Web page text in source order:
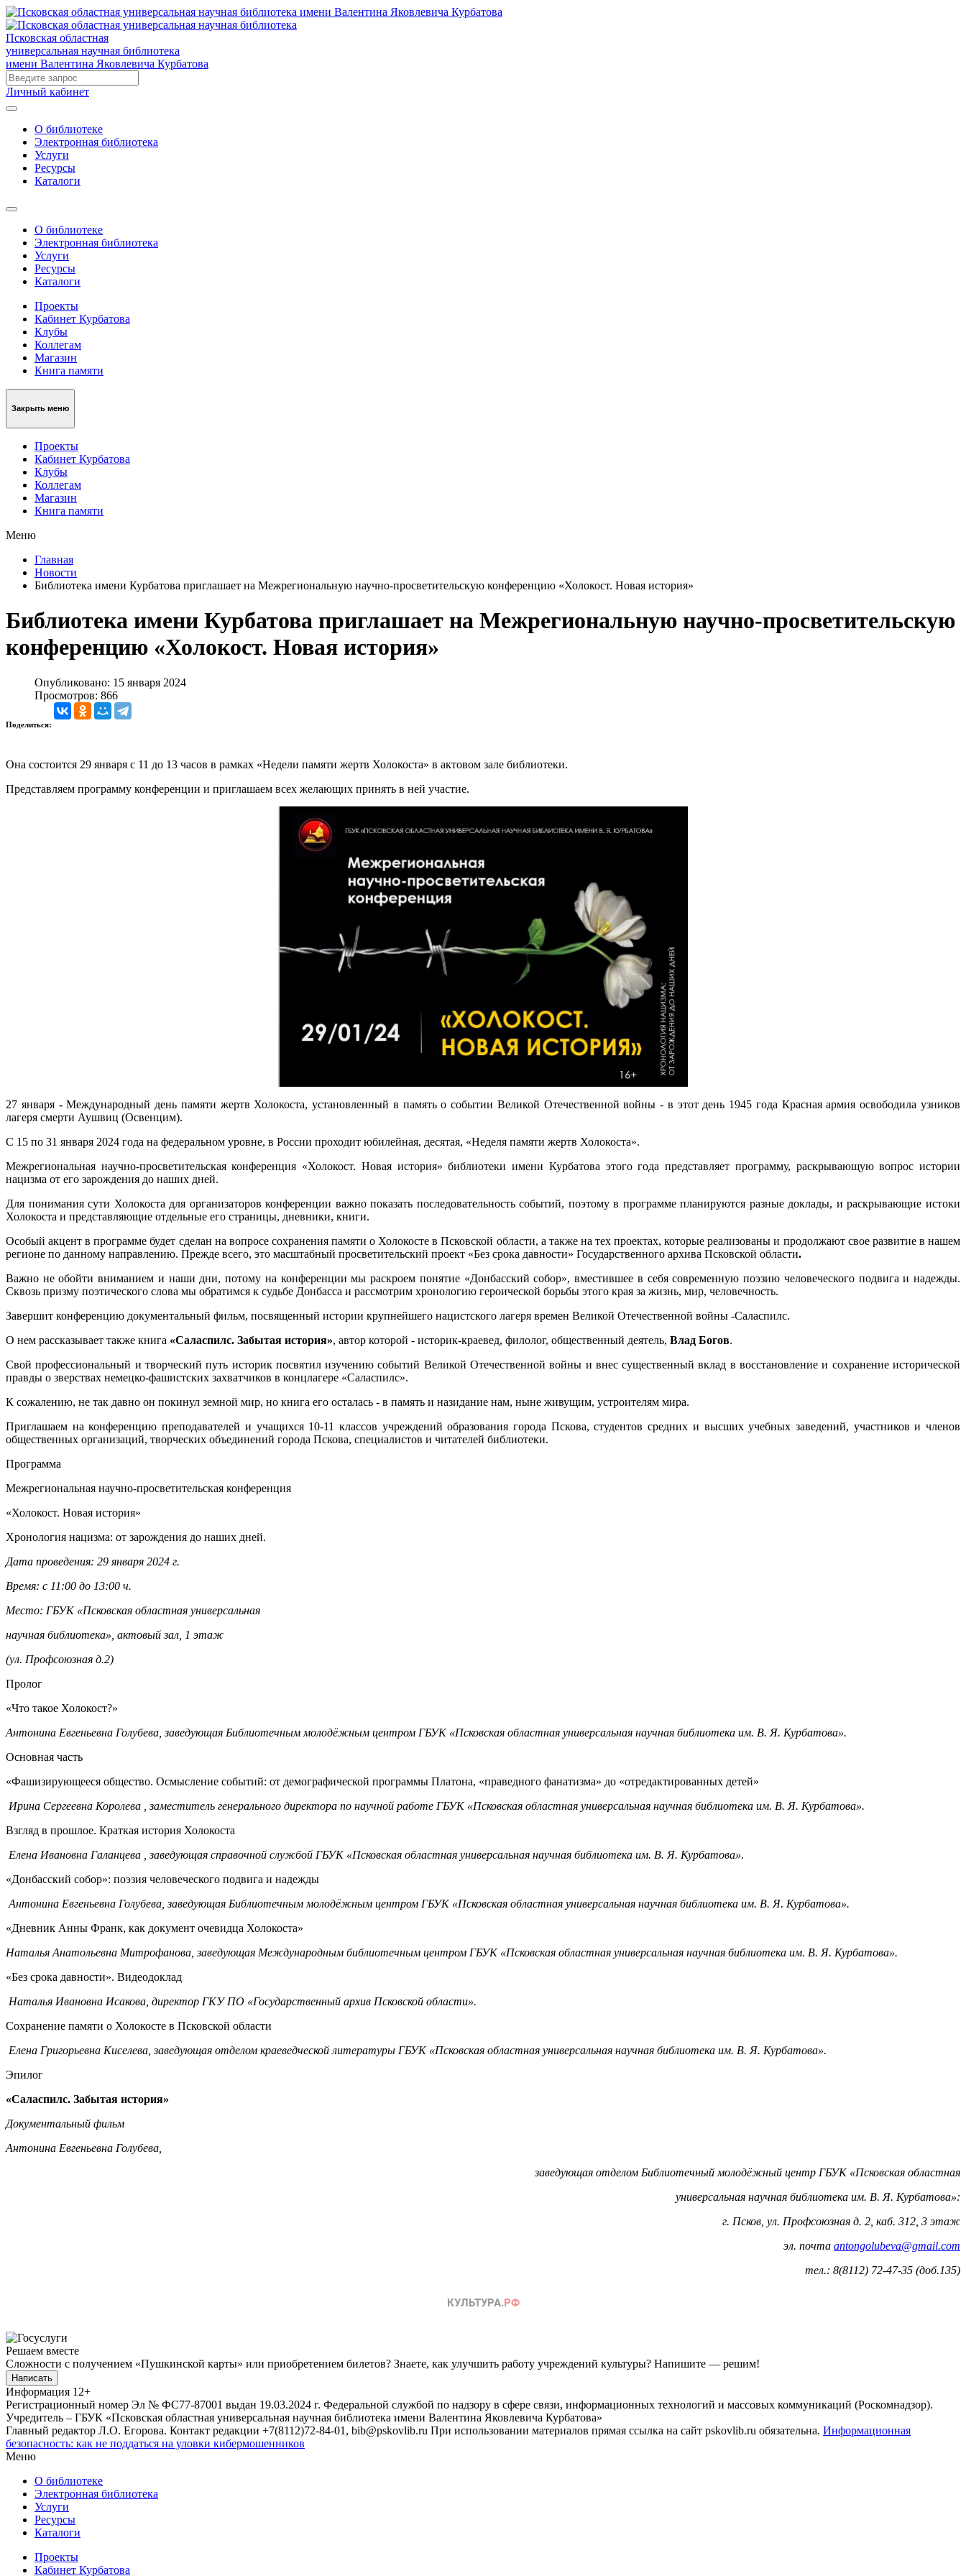
Псковская областная
универсальная научная библиотека
имени Валентина Яковлевича Курбатова
Личный кабинет
О библиотеке
Электронная библиотека
Услуги
Ресурсы
Каталоги
О библиотеке
Электронная библиотека
Услуги
Ресурсы
Каталоги
Проекты
Кабинет Курбатова
Клубы
Коллегам
Магазин
Книга памяти
Закрыть меню
Проекты
Кабинет Курбатова
Клубы
Коллегам
Магазин
Книга памяти
Меню
Главная
Новости
Библиотека имени Курбатова приглашает на Межрегиональную научно-просветительскую конференцию «Холокост. Новая история»
Библиотека имени Курбатова приглашает на Межрегиональную научно-просветительскую
конференцию «Холокост. Новая история»
Опубликовано: 15 января 2024
Просмотров: 866
Поделиться:
Она состоится 29 января с 11 до 13 часов в рамках «Недели памяти жертв Холокоста» в актовом зале библиотеки.
Представляем программу конференции и приглашаем всех желающих принять в ней участие.
27 января-Международный день памяти жертв Холокоста, установленный в память о событии Великой Отечественной войны - в этот день 1945 года Красная армия освободила узников
лагеря смерти Аушвиц (Освенцим).
С 15 по 31 января 2024 года на федеральном уровне, в России проходит юбилейная, десятая, «Неделя памяти жертв Холокоста».
Межрегиональная научно-просветительская конференция «Холокост. Новая история» библиотеки имени Курбатова этого года представляет программу, раскрывающую вопрос истории
нацизма от его зарождения до наших дней.
Для понимания сути Холокоста для организаторов конференции важно показать последовательность событий, поэтому в программе планируются разные доклады, и раскрывающие истоки
Холокоста и представляющие отдельные его страницы, дневники, книги.
Особый акцент в программе будет сделан на вопросе сохранения памяти о Холокосте в Псковской области, а также на тех проектах, которые реализованы и продолжают свое развитие в нашем
регионе по данному направлению. Прежде всего, это масштабный просветительский проект «Без срока давности» Государственного архива Псковской области.
Важно не обойти вниманием и наши дни, потому на конференции мы раскроем понятие «Донбасский собор», вместившее в себя современную поэзию человеческого подвига и надежды.
Сквозь призму поэтического слова мы обратимся к судьбе Донбасса и рассмотрим хронологию героической борьбы этого края за жизнь, мир, человечность.
Завершит конференцию документальный фильм, посвященный истории крупнейшего нацистского лагеря времен Великой Отечественной войны -Саласпилс.
О нем рассказывает также книга «Саласпилс. Забытая история», автор которой - историк-краевед, филолог, общественный деятель, Влад Богов.
Свой профессиональный и творческий путь историк посвятил изучению событий Великой Отечественной войны и внес существенный вклад в восстановление и сохранение исторической
правды о зверствах немецко-фашистских захватчиков в концлагере «Саласпилс».
К сожалению, не так давно он покинул земной мир, но книга его осталась - в память и назидание нам, ныне живущим, устроителям мира.
Приглашаем на конференцию преподавателей и учащихся 10-11 классов учреждений образования города Пскова, студентов средних и высших учебных заведений, участников и членов
общественных организаций, творческих объединений города Пскова, специалистов и читателей библиотеки.
Программа
Межрегиональная научно-просветительская конференция
«Холокост. Новая история»
Хронология нацизма: от зарождения до наших дней.
Дата проведения: 29 января 2024 г.
Время: с 11:00 до 13:00 ч.
Место: ГБУК «Псковская областная универсальная
научная библиотека», актовый зал, 1 этаж
(ул. Профсоюзная д.2)
Пролог
«Что такое Холокост?»
Антонина Евгеньевна Голубева, заведующая Библиотечным молодёжным центром ГБУК «Псковская областная универсальная научная библиотека им. В. Я. Курбатова».
Основная часть
«Фашизирующееся общество. Осмысление событий: от демографической программы Платона, «праведного фанатизма» до «отредактированных детей»
Ирина Сергеевна Королева , заместитель генерального директора по научной работе ГБУК «Псковская областная универсальная научная библиотека им. В. Я. Курбатова».
Взгляд в прошлое. Краткая история Холокоста
Елена Ивановна Галанцева , заведующая справочной службой ГБУК «Псковская областная универсальная научная библиотека им. В. Я. Курбатова».
«Донбасский собор»: поэзия человеческого подвига и надежды
Антонина Евгеньевна Голубева, заведующая Библиотечным молодёжным центром ГБУК «Псковская областная универсальная научная библиотека им. В. Я. Курбатова».
«Дневник Анны Франк, как документ очевидца Холокоста»
Наталья Анатольевна Митрофанова, заведующая Международным библиотечным центром ГБУК «Псковская областная универсальная научная библиотека им. В. Я. Курбатова».
«Без срока давности». Видеодоклад
Наталья Ивановна Исакова, директор ГКУ ПО «Государственный архив Псковской области».
Сохранение памяти о Холокосте в Псковской области
Елена Григорьевна Киселева, заведующая отделом краеведческой литературы ГБУК «Псковская областная универсальная научная библиотека им. В. Я. Курбатова».
Эпилог
«Саласпилс. Забытая история»
Документальный фильм
Антонина Евгеньевна Голубева,
заведующая отделом Библиотечный молодёжный центр ГБУК «Псковская областная
универсальная научная библиотека им. В. Я. Курбатова»:
г. Псков, ул. Профсоюзная д. 2, каб. 312, 3 этаж
эл. почта antongolubeva@gmail.com
тел.: 8(8112) 72-47-35 (доб.135)
Решаем вместе
Сложности с получением «Пушкинской карты» или приобретением билетов? Знаете, как улучшить работу учреждений культуры? Напишите — решим!
Написать
Информация 12+
Регистрационный номер Эл № ФС77-87001 выдан 19.03.2024 г. Федеральной службой по надзору в сфере связи, информационных технологий и массовых коммуникаций (Роскомнадзор).
Учредитель – ГБУК «Псковская областная универсальная научная библиотека имени Валентина Яковлевича Курбатова»
Главный редактор Л.О. Егорова. Контакт редакции +7(8112)72-84-01, bib@pskovlib.ru При использовании материалов прямая ссылка на сайт pskovlib.ru обязательна. Информационная
безопасность: как не поддаться на уловки кибермошенников
Меню
О библиотеке
Электронная библиотека
Услуги
Ресурсы
Каталоги
Проекты
Кабинет Курбатова